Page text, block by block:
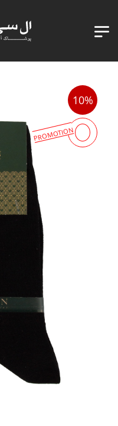
10%
PROMOTION